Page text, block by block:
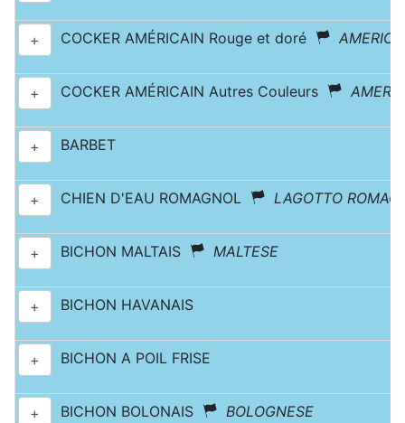
+ COCKER AMÉRICAIN Rouge et doré
+ COCKER AMÉRICAIN Autres Couleurs
+ BARBET
+ CHIEN D'EAU ROMAGNOL LAGOTTO
+ BICHON MALTAIS MALTESE
+ BICHON HAVANAIS
+ BICHON A POIL FRISE
+ BICHON BOLONAIS BOLOGNESE